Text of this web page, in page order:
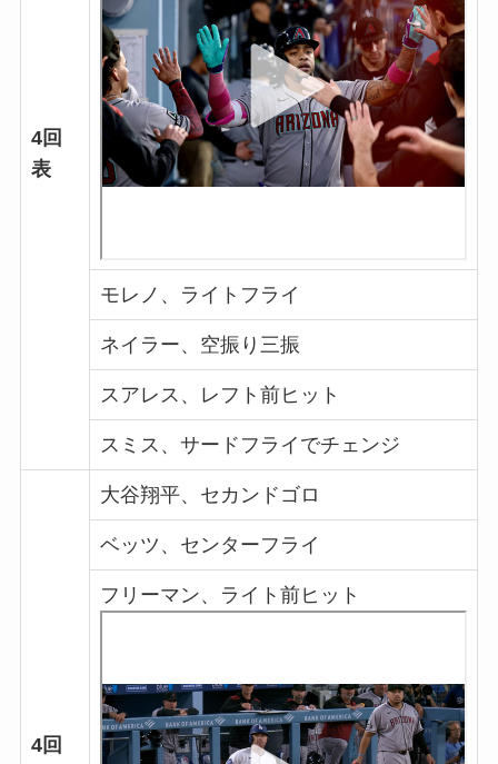
4回
表
モレノ、ライトフライ
ネイラー、空振り三振
スアレス、レフト前ヒット
スミス、サードフライでチェンジ
4回
大谷翔平、セカンドゴロ
ベッツ、センターフライ
フリーマン、ライト前ヒット